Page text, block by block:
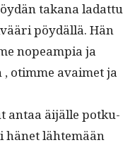
takana ladat­tu
pöy­däl­lä. Hän
nopeampia ja
otimme avaimet ja
antaa äijälle potku­
hänet lähtemään